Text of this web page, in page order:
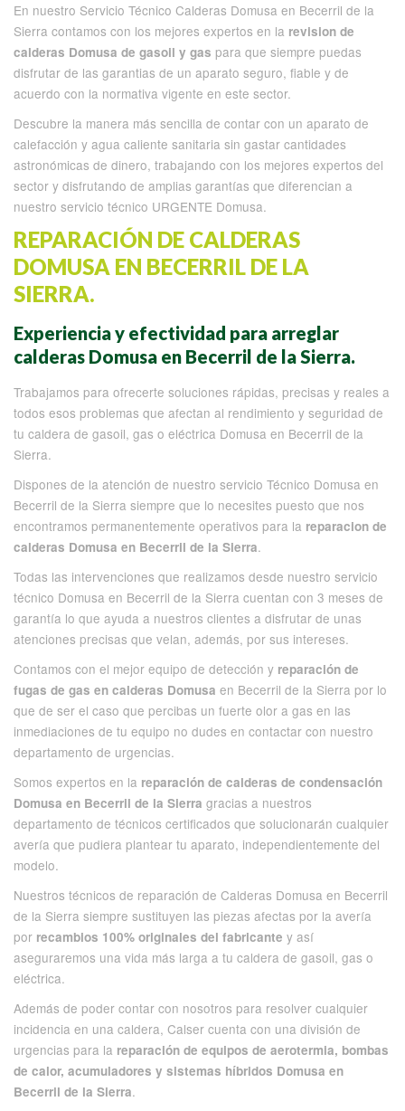
En nuestro Servicio Técnico Calderas Domusa en Becerril de la
Sierra contamos con los mejores expertos en la revision de
calderas Domusa de gasoil y gas para que siempre puedas
disfrutar de las garantias de un aparato seguro, fiable y de
acuerdo con la normativa vigente en este sector.
Descubre la manera más sencilla de contar con un aparato de
calefacción y agua caliente sanitaria sin gastar cantidades
astronómicas de dinero, trabajando con los mejores expertos del
sector y disfrutando de amplias garantías que diferencian a
nuestro servicio técnico URGENTE Domusa.
REPARACIÓN DE CALDERAS
DOMUSA EN BECERRIL DE LA
SIERRA.
Experiencia y efectividad para arreglar
calderas Domusa en Becerril de la Sierra.
Trabajamos para ofrecerte soluciones rápidas, precisas y reales a
todos esos problemas que afectan al rendimiento y seguridad de
tu caldera de gasoil, gas o eléctrica Domusa en Becerril de la
Sierra.
Dispones de la atención de nuestro servicio Técnico Domusa en
Becerril de la Sierra siempre que lo necesites puesto que nos
encontramos permanentemente operativos para la reparacion de
calderas Domusa en Becerril de la Sierra.
Todas las intervenciones que realizamos desde nuestro servicio
técnico Domusa en Becerril de la Sierra cuentan con 3 meses de
garantía lo que ayuda a nuestros clientes a disfrutar de unas
atenciones precisas que velan, además, por sus intereses.
Contamos con el mejor equipo de detección y reparación de
fugas de gas en calderas Domusa en Becerril de la Sierra por lo
que de ser el caso que percibas un fuerte olor a gas en las
inmediaciones de tu equipo no dudes en contactar con nuestro
departamento de urgencias.
Somos expertos en la reparación de calderas de condensación
Domusa en Becerril de la Sierra gracias a nuestros
departamento de técnicos certificados que solucionarán cualquier
avería que pudiera plantear tu aparato, independientemente del
modelo.
Nuestros técnicos de reparación de Calderas Domusa en Becerril
de la Sierra siempre sustituyen las piezas afectas por la avería
por recambios 100% originales del fabricante y así
aseguraremos una vida más larga a tu caldera de gasoil, gas o
eléctrica.
Además de poder contar con nosotros para resolver cualquier
incidencia en una caldera, Calser cuenta con una división de
urgencias para la reparación de equipos de aerotermia, bombas
de calor, acumuladores y sistemas híbridos Domusa en
Becerril de la Sierra.